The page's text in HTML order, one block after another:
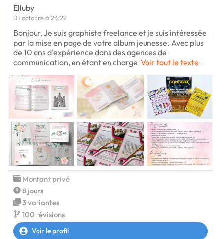
Elluby
01 octobre à 23:22
Bonjour, Je suis graphiste freelance et je suis intéressée
par la mise en page de votre album jeunesse. Avec plus
de 10 ans d'expérience dans des agences de
communication, en étant en charge Voir tout le texte
Montant privé
8 jours
3 variantes
100 révisions
Voir le profil